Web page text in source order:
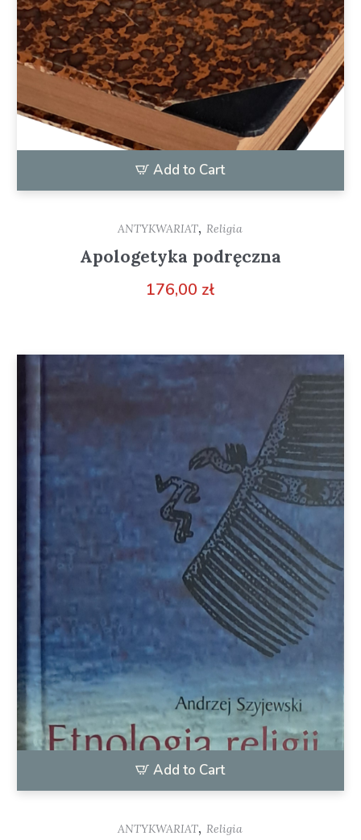
Add to Cart
ANTYKWARIAT, Religia
Apologetyka podręczna
176,00 zł
Add to Cart
ANTYKWARIAT, Religia